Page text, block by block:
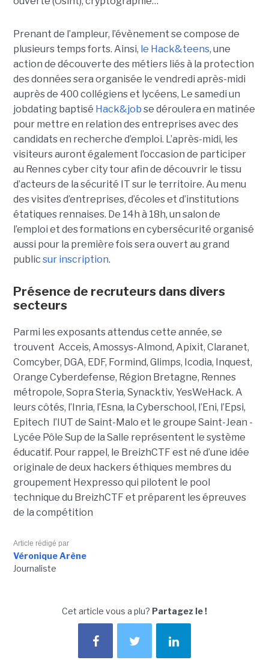
Prenant de l’ampleur, l’évènement se compose de
plusieurs temps forts. Ainsi, le Hack&teens, une
action de découverte des métiers liés à la protection
des données sera organisée le vendredi après-midi
auprès de 400 collégiens et lycéens, Le samedi un
jobdating baptisé Hack&job se déroulera en matinée
pour mettre en relation des entreprises avec des
candidats en recherche d’emploi. L’après-midi, les
visiteurs auront également l’occasion de participer
au Rennes cyber city tour afin de découvrir le tissu
d’acteurs de la sécurité IT sur le territoire. Au menu
des visites d’entreprises, d’écoles et d’institutions
étatiques rennaises. De 14h à 18h, un salon de
l’emploi et des formationsen cybersécurité organisé
aussi pour la première fois sera ouvert au grand
public sur inscription.
Présence de recruteurs dans divers
secteurs
Parmi les exposants attendus cette année, se
trouvent Acceis, Amossys-Almond, Apixit, Claranet,
Comcyber, DGA, EDF, Formind, Glimps, Icodia, Inquest,
Orange Cyberdefense, Région Bretagne, Rennes
métropole, Sopra Steria, Synacktiv, YesWeHack. A
leurs côtés, l’Inria, l’Esna, la Cyberschool, l’Eni, l’Epsi,
Epitech l’IUT de Saint-Malo et le groupe Saint-Jean -
Lycée Pôle Sup de la Salle représentent le système
éducatif. Pour rappel, le BreizhCTF est né d’une idée
originale de deux hackers éthiques membres du
groupement Hexpresso qui pilotent le pool
technique du BreizhCTF et préparent les épreuves
de la compétition
Article rédigé par
Véronique Arène
Journaliste
Cet article vous a plu? Partagez le !